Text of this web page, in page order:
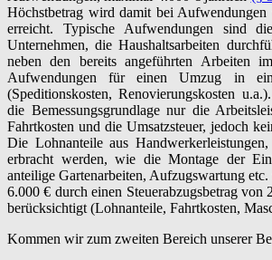
Höchstbetrag wird damit bei
erreicht. Typische Aufwendungen sind
Unternehmen, die Haushaltsarbeiten
neben den bereits angeführten Arbeiten
Aufwendungen für einen Umzug in
(Speditionskosten, Renovierungskosten
die Bemessungsgrundlage nur die
Fahrtkosten und die Umsatzsteuer, jedoch
Die Lohnanteile aus
erbracht werden, wie die Montage der
anteilige Gartenarbeiten, Aufzugswartung
6.000 € durch einen Steuerabzugsbetrag von
berücksichtigt (Lohnanteile, Fahrtkosten,
Kommen wir zum zweiten Bereich unserer